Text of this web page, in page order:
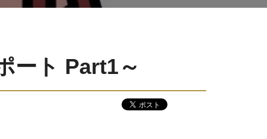
ート Part1～